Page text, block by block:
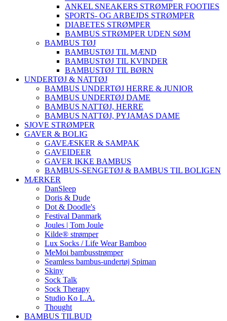
ANKEL SNEAKERS STRØMPER FOOTIES
SPORTS- OG ARBEJDS STRØMPER
DIABETES STRØMPER
BAMBUS STRØMPER UDEN SØM
BAMBUS TØJ
BAMBUSTØJ TIL MÆND
BAMBUSTØJ TIL KVINDER
BAMBUSTØJ TIL BØRN
UNDERTØJ & NATTØJ
BAMBUS UNDERTØJ HERRE & JUNIOR
BAMBUS UNDERTØJ DAME
BAMBUS NATTØJ, HERRE
BAMBUS NATTØJ, PYJAMAS DAME
SJOVE STRØMPER
GAVER & BOLIG
GAVEÆSKER & SAMPAK
GAVEIDEER
GAVER IKKE BAMBUS
BAMBUS-SENGETØJ & BAMBUS TIL BOLIGEN
MÆRKER
DanSleep
Doris & Dude
Dot & Doodle's
Festival Danmark
Joules | Tom Joule
Kilde® strømper
Lux Socks / Life Wear Bamboo
MeMoi bambusstrømper
Seamless bambus-undertøj Spiman
Skiny
Sock Talk
Sock Therapy
Studio Ko L.A.
Thought
BAMBUS TILBUD